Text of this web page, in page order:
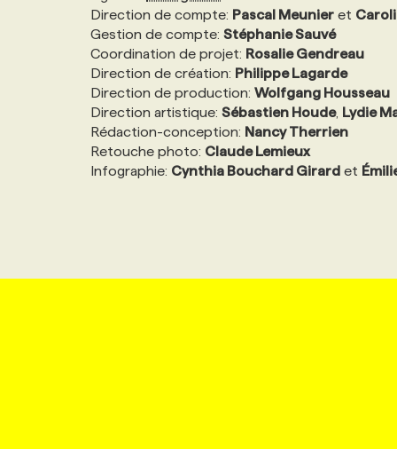
Direction de compte: Pascal Meunier et
Gestion de compte: Stéphanie Sauvé
Coordination de projet: Rosalie Gendreau
Direction de création: Philippe Lagarde
Direction de production: Wolfgang Housseau
Direction artistique: Sébastien Houde, Lydie
Rédaction-conception: Nancy Therrien
Retouche photo: Claude Lemieux
Infographie: Cynthia Bouchard Girard et